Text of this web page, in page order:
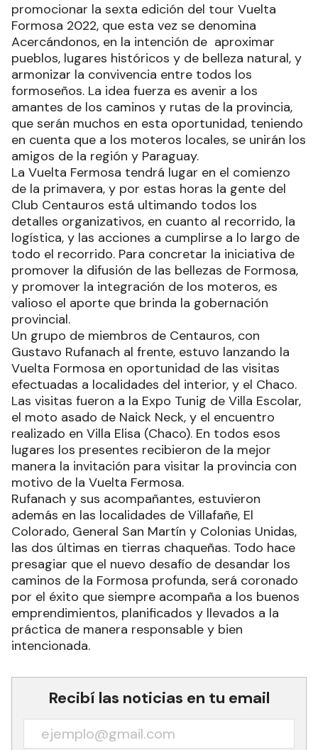
promocionar la sexta edición del tour Vuelta
Formosa 2022, que esta vez se denomina
Acercándonos, en la intención de aproximar
pueblos, lugares históricos y de belleza natural, y
armonizar la convivencia entre todos los
formoseños. La idea fuerza es avenir a los
amantes de los caminos y rutas de la provincia,
que serán muchos en esta oportunidad, teniendo
en cuenta que a los moteros locales, se unirán los
amigos de la región y Paraguay.
La Vuelta Fermosa tendrá lugar en el comienzo
de la primavera, y por estas horas la gente del
Club Centauros está ultimando todos los
detalles organizativos, en cuanto al recorrido, la
logística, y las acciones a cumplirse a lo largo de
todo el recorrido. Para concretar la iniciativa de
promover la difusión de las bellezas de Formosa,
y promover la integración de los moteros, es
valioso el aporte que brinda la gobernación
provincial.
Un grupo de miembros de Centauros, con
Gustavo Rufanach al frente, estuvo lanzando la
Vuelta Formosa en oportunidad de las visitas
efectuadas a localidades del interior, y el Chaco.
Las visitas fueron a la Expo Tunig de Villa Escolar,
el moto asado de Naick Neck, y el encuentro
realizado en Villa Elisa (Chaco). En todos esos
lugares los presentes recibieron de la mejor
manera la invitación para visitar la provincia con
motivo de la Vuelta Fermosa.
Rufanach y sus acompañantes, estuvieron
además en las localidades de Villafañe, El
Colorado, General San Martín y Colonias Unidas,
las dos últimas en tierras chaqueñas. Todo hace
presagiar que el nuevo desafío de desandar los
caminos de la Formosa profunda, será coronado
por el éxito que siempre acompaña a los buenos
emprendimientos, planificados y llevados a la
práctica de manera responsable y bien
intencionada.
Recibí las noticias en tu email